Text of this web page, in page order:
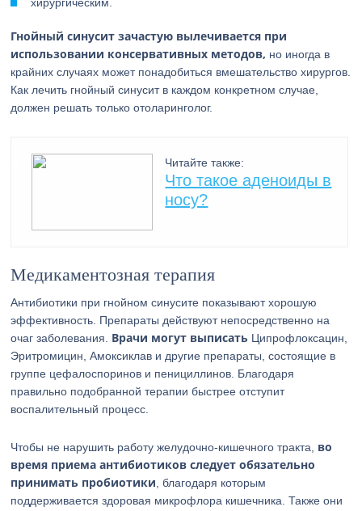
Гнойный синусит зачастую вылечивается при
использовании консервативных методов, но иногда в
крайних случаях может понадобиться вмешательство хирургов.
Как лечить гнойный синусит в каждом конкретном случае,
должен решать только отоларинголог.
Читайте также:
Что такое аденоиды в
носу?
Медикаментозная терапия
Антибиотики при гнойном синусите показывают хорошую
эффективность. Препараты действуют непосредственно на
очаг заболевания. Врачи могут выписать Ципрофлоксацин,
Эритромицин, Амоксиклав и другие препараты, состоящие в
группе цефалоспоринов и пенициллинов. Благодаря
правильно подобранной терапии быстрее отступит
воспалительный процесс.
Чтобы не нарушить работу желудочно-кишечного тракта, во
время приема антибиотиков следует обязательно
принимать пробиотики , благодаря которым
поддерживается здоровая микрофлора кишечника. Также они